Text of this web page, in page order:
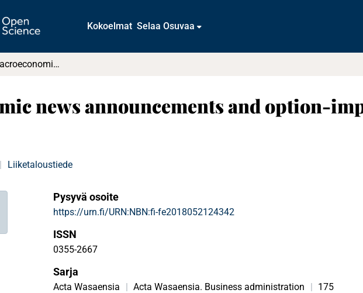
Kokoelmat Selaa Osuvaa
Essays on macroeconomic news announcements and option-implied information
news announcements and option-
Liiketaloustiede
Pysyvä osoite
https://urn.fi/URN:NBN:fi-fe2018052124342
ISSN
0355-2667
Sarja
Acta Wasaensia | Acta Wasaensia. Business administration | 175